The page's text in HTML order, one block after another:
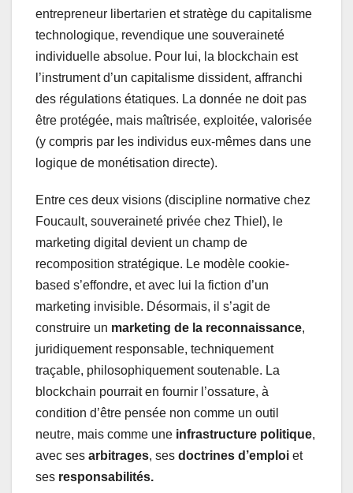
entrepreneur libertarien et stratège du capitalisme
technologique, revendique une souveraineté
individuelle absolue. Pour lui, la blockchain est
l’instrument d’un capitalisme dissident, affranchi
des régulations étatiques. La donnée ne doit pas
être protégée, mais maîtrisée, exploitée, valorisée
(y compris par les individus eux-mêmes dans une
logique de monétisation directe).
Entre ces deux visions (discipline normative chez
Foucault, souveraineté privée chez Thiel), le
marketing digital devient un champ de
recomposition stratégique. Le modèle cookie-
based s’effondre, et avec lui la fiction d’un
marketing invisible. Désormais, il s’agit de
construire un marketing de la reconnaissance,
juridiquement responsable, techniquement
traçable, philosophiquement soutenable. La
blockchain pourrait en fournir l’ossature, à
condition d’être pensée non comme un outil
neutre, mais comme une infrastructure politique,
avec ses arbitrages, ses doctrines d’emploi et
ses responsabilités.